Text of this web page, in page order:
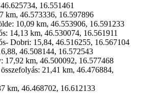
16.551461
km, 46.573336, 16.597896
10,09 km, 46.553906, 16.591233
14,13 km, 46.530074, 16.561911
Dobri: 15,84, 46.516255, 16.567104
46.508144, 16.572543
17,92 km, 46.500092, 16.577468
21,41 km, 46.476884,
km, 46.468702, 16.612133